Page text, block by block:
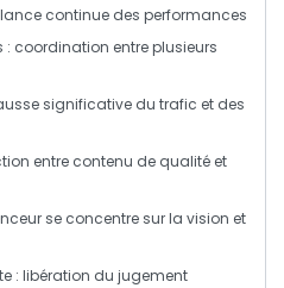
continue des performances
: coordination entre plusieurs
significative du trafic et des
entre contenu de qualité et
se concentre sur la vision et
: libération du jugement